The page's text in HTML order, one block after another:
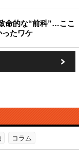
命的な“前科”…ここ
ったワケ
コラム